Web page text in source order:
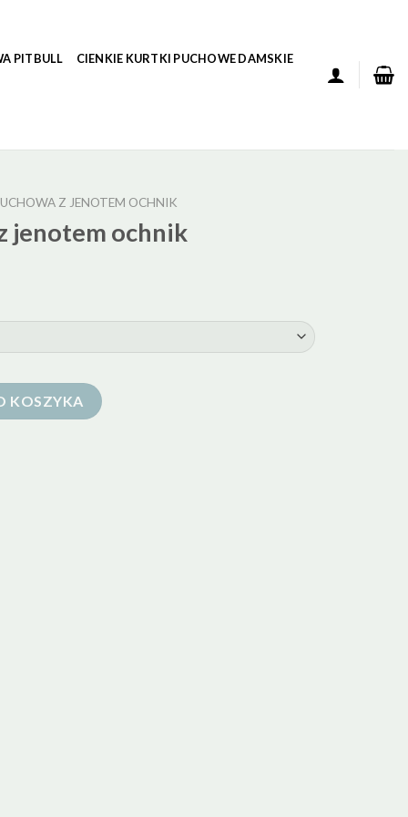
PITBULL CIENKIE KURTKI PUCHOWE DAMSKIE
Z JENOTEM OCHNIK
jenotem ochnik
KOSZYKA